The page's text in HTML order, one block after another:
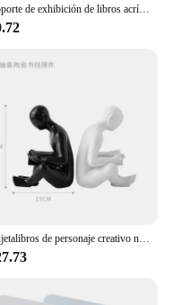
Soporte de exhibición de libros acrílico transparente, soporte de escritorio para libros, estante Vertical para libros, soporte de exhibición transparente, 1 ud.
Sujetalibros de personaje creativo nórdico, organizadores de escritorio, decoraciones, organizador de revistas, soporte de libros, accesorios de oficina